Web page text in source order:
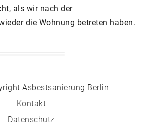
als wir nach der
die Wohnung betreten haben.
Asbestsanierung Berlin
Kontakt
Datenschutz